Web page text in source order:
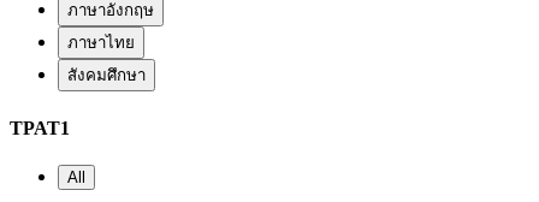
ภาษาอังกฤษ
ภาษาไทย
สังคมศึกษา
TPAT1
All